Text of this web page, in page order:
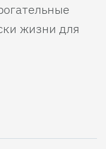
жизни для